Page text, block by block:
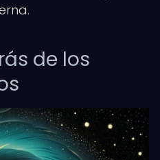
de los